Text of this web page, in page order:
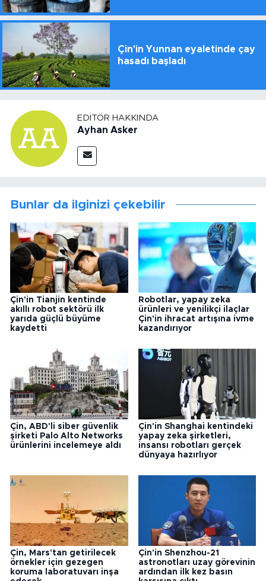
Çin'in Yunnan eyaletinde çay
hasadı başladı
EDITÖR HAKKINDA
Ayhan Asker
Bunlar da ilginizi çekebilir
Çin'in Tianjin kentinde
akıllı robot sektörü ilk
yarıda güçlü büyüme
kaydetti
Robotlar, yapay zeka
ürünleri ve yenilikçi ilaçlar
Çin'in ihracat artışına ivme
kazandırıyor
Çin, ABD'li siber güvenlik
şirketi Palo Alto Networks
ürünlerini incelemeye aldı
Çin'in Shanghai kentindeki
yapay zeka şirketleri,
insansı robotları gerçek
dünyaya hazırlıyor
Çin, Mars'tan getirilecek
örnekler için gezegen
koruma laboratuvarı inşa
Çin'in Shenzhou-21
astronotları uzay görevinin
ardından ilk kez basın